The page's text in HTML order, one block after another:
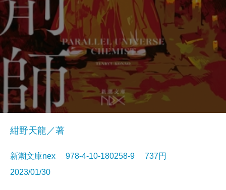
紺野天龍／著
新潮文庫nex 978-4-10-180258-9 737円
2023/01/30